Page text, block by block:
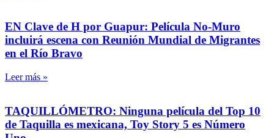
EN Clave de H por Guapur: Película No-Muro
incluirá escena con Reunión Mundial de Migrantes
en el Río Bravo
Leer más »
TAQUILLÓMETRO: Ninguna película del Top 10
de Taquilla es mexicana, Toy Story 5 es Número